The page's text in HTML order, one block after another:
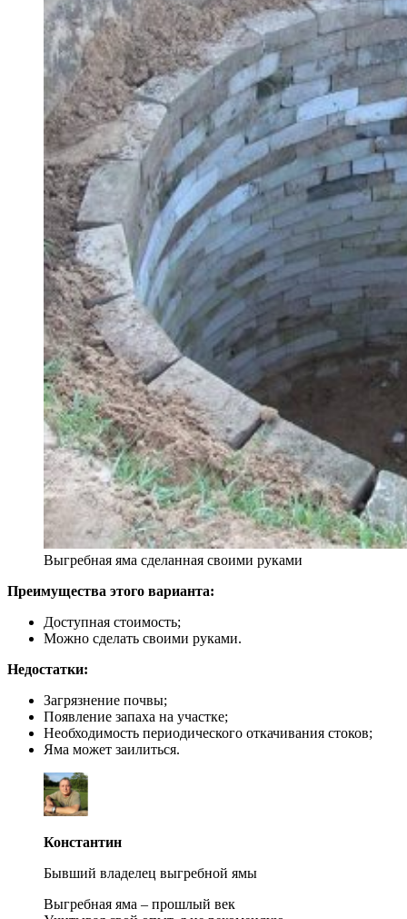
Выгребная яма сделанная своими руками
Преимущества этого варианта:
Доступная стоимость;
Можно сделать своими руками.
Недостатки:
Загрязнение почвы;
Появление запаха на участке;
Необходимость периодического откачивания стоков;
Яма может заилиться.
Константин
Бывший владелец выгребной ямы
Выгребная яма – прошлый век